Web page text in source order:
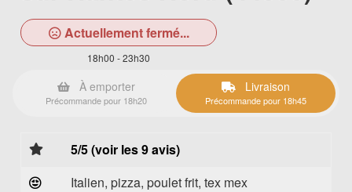
Actuellement fermé...
18h00 - 23h30
À emporter
Précommande pour 18h20
Livraison
Précommande pour 18h45
5/5 (voir les 9 avis)
Italien, pizza, poulet frit, tex mex